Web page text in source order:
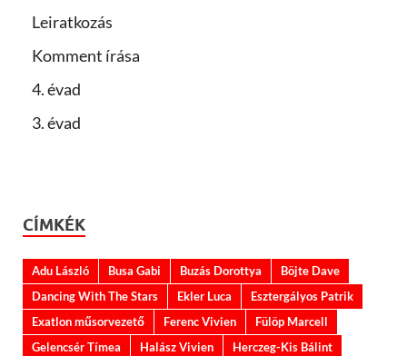
Leiratkozás
Komment írása
4. évad
3. évad
CÍMKÉK
Adu László Busa Gabi Buzás Dorottya
Böjte Dave
Dancing With The Stars
Ekler Luca
Esztergályos Patrik
Exatlon műsorvezető
Ferenc Vivien
Fülöp Marcell
Gelencsér Tímea
Halász Vivien
Herczeg-Kis Bálint